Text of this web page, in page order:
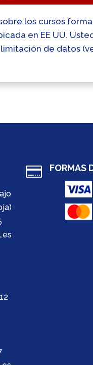
los cursos
en EE UU.
de datos
 FORMAS